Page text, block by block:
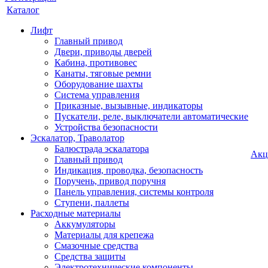
Каталог
Лифт
Главный привод
Двери, приводы дверей
Кабина, противовес
Канаты, тяговые ремни
Оборудование шахты
Система управления
Приказные, вызывные, индикаторы
Пускатели, реле, выключатели автоматические
Устройства безопасности
Эскалатор, Траволатор
Балюстрада эскалатора
Главный привод
Индикация, проводка, безопасность
Поручень, привод поручня
Панель управления, системы контроля
Ступени, паллеты
Расходные материалы
Аккумуляторы
Материалы для крепежа
Смазочные средства
Средства защиты